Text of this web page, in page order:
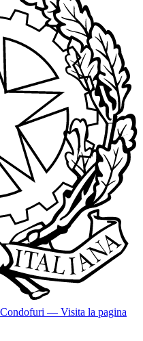
Condofuri — Visita la pagina